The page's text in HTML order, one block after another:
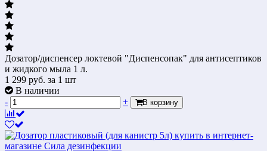
Дозатор/диспенсер локтевой "Диспенсопак" для антисептиков
и жидкого мыла 1 л.
1 299 руб. за 1 шт
В наличии
-
+ В корзину